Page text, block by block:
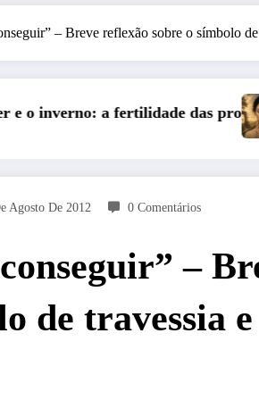
– Breve reflexão sobre o símbolo
Entre o Falso e o Não Vivido:
Agosto De 2012 0 Comentários
–
de travessia e